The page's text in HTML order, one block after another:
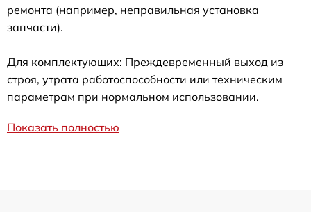
ремонта (например, неправильная установка
запчасти).
Для комплектующих: Преждевременный выход из
строя, утрата работоспособности или техническим
параметрам при нормальном использовании.
Показать полностью